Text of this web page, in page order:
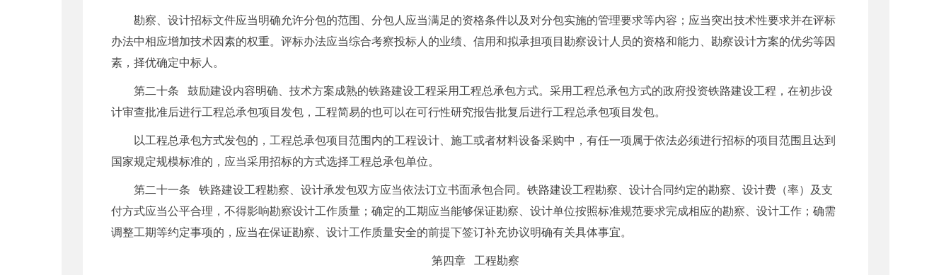
勘察、设计招标文件应当明确允许分包的范围、分包人应当满足的资格条件以及对分包实施的管理要求等内容；应当突出技术性要求并在评标
办法中相应增加技术因素的权重。评标办法应当综合考察投标人的业绩、信用和拟承担项目勘察设计人员的资格和能力、勘察设计方案的优劣等因
素，择优确定中标人。
第二十条 鼓励建设内容明确、技术方案成熟的铁路建设工程采用工程总承包方式。采用工程总承包方式的政府投资铁路建设工程，在初步设
计审查批准后进行工程总承包项目发包，工程简易的也可以在可行性研究报告批复后进行工程总承包项目发包。
以工程总承包方式发包的，工程总承包项目范围内的工程设计、施工或者材料设备采购中，有任一项属于依法必须进行招标的项目范围且达到
国家规定规模标准的，应当采用招标的方式选择工程总承包单位。
第二十一条 铁路建设工程勘察、设计承发包双方应当依法订立书面承包合同。铁路建设工程勘察、设计合同约定的勘察、设计费（率）及支
付方式应当公平合理，不得影响勘察设计工作质量；确定的工期应当能够保证勘察、设计单位按照标准规范要求完成相应的勘察、设计工作；确需
调整工期等约定事项的，应当在保证勘察、设计工作质量安全的前提下签订补充协议明确有关具体事宜。
第四章 工程勘察